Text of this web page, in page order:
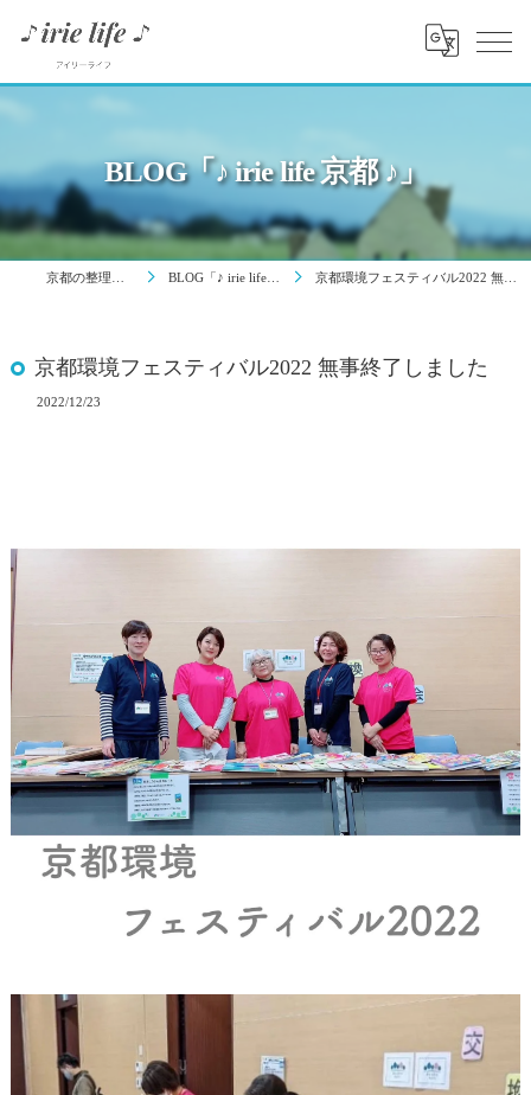
BLOG「♪ irie life 京都 ♪」
BLOG「♪ irie life 京都 ♪」 京都環境フェスティバル2022 無事終了しました
京都環境フェスティバル2022 無事終了しました
2022/12/23